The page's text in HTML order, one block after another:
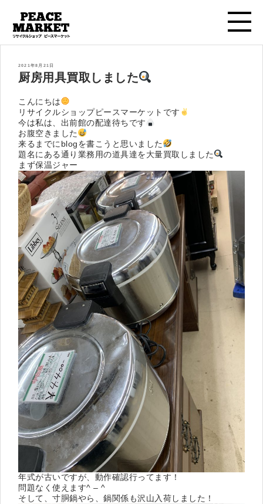
投
日:
2021年8月21日
厨房用具買取しました
こんにちは
リサイクルショップピースマーケットです
今は私は、出前館の配達待ちです
お腹空きました
来るまでにblogを書こうと思いました
題名にある通り業務用の道具達を大量買取しました
まず保温ジャー
年式が古いですが、動作確認行ってます！
問題なく使えます^ – ^
そして、寸胴鍋やら、鍋関係も沢山入荷しました！